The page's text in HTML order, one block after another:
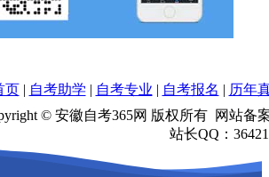
页 | 自考助学 | 自考专业 | 自考报名 | 历年
© 安徽自考365网 版权所有 网站备
站长QQ：